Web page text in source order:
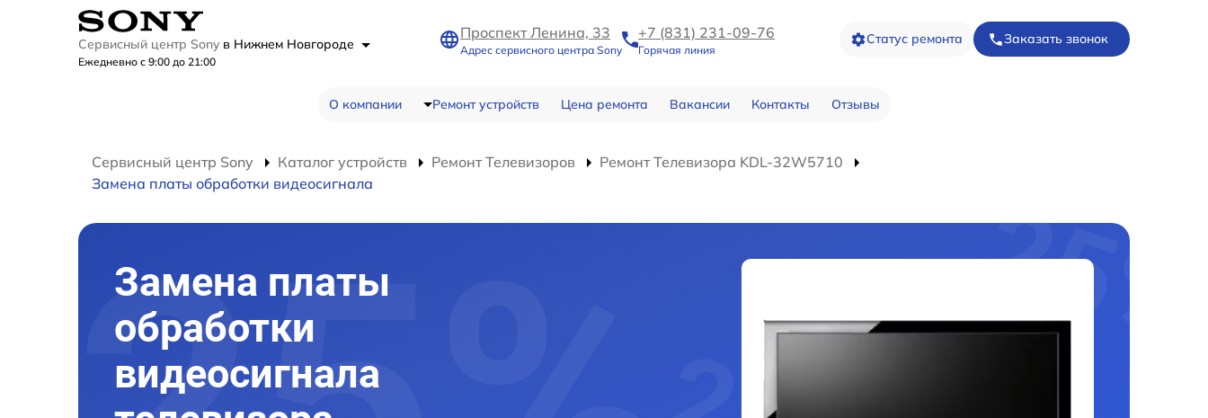
Сервисный центр Sony в Нижнем Новгороде
Ежедневно с 9:00 до 21:00
Проспект Ленина, 33
Адрес сервисного центра Sony
+7 (831) 231-09-76
Горячая линия
Статус ремонта Заказать звонок
О компании Ремонт устройств Цена ремонта Вакансии Контакты Отзывы
Сервисный центр Sony Каталог устройств Ремонт Телевизоров
Ремонт Телевизора KDL-32W5710
Замена платы обработки видеосигнала
Замена платы
обработки
видеосигнала